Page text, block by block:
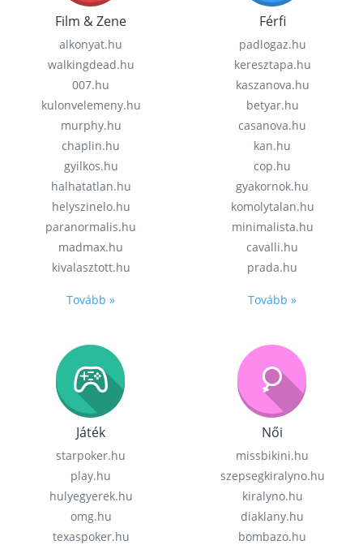
Film & Zene
alkonyat.hu
walkingdead.hu
007.hu
kulonvelemeny.hu
murphy.hu
chaplin.hu
gyilkos.hu
halhatatlan.hu
helyszinelo.hu
paranormalis.hu
madmax.hu
kivalasztott.hu
Tovább »
Férfi
padlogaz.hu
keresztapa.hu
kaszanova.hu
betyar.hu
casanova.hu
kan.hu
cop.hu
gyakornok.hu
komolytalan.hu
minimalista.hu
cavalli.hu
prada.hu
Tovább »
Játék
starpoker.hu
play.hu
hulyegyerek.hu
omg.hu
texaspoker.hu
Női
missbikini.hu
szepsegkiralyno.hu
kiralyno.hu
diaklany.hu
bombazo.hu